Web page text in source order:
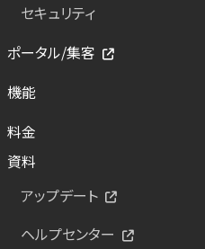
セキュリティ
ポータル/集客
機能
料金
資料
アップデート
ヘルプセンター